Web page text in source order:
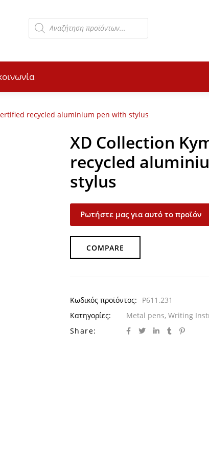
recycled aluminium pen with stylus
XD Collection
recycled
stylus
Ρωτήστε μας για αυτό το προϊόν
COMPARE
Κωδικός προϊόντος:
P611.231
Κατηγορίες:
Metal pens, Writing
Share: